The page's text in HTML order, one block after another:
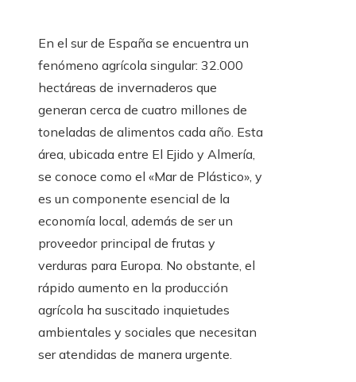
En el sur de España se encuentra un
fenómeno agrícola singular: 32.000
hectáreas de invernaderos que
generan cerca de cuatro millones de
toneladas de alimentos cada año. Esta
área, ubicada entre El Ejido y Almería,
se conoce como el «Mar de Plástico», y
es un componente esencial de la
economía local, además de ser un
proveedor principal de frutas y
verduras para Europa. No obstante, el
rápido aumento en la producción
agrícola ha suscitado inquietudes
ambientales y sociales que necesitan
ser atendidas de manera urgente.